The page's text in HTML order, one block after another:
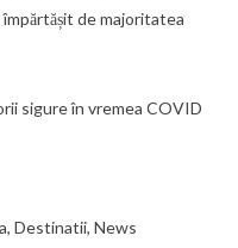
de majoritatea
sigure în vremea COVID
, Destinatii, News